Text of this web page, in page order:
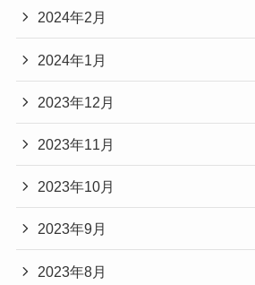
2024年2月
2024年1月
2023年12月
2023年11月
2023年10月
2023年9月
2023年8月